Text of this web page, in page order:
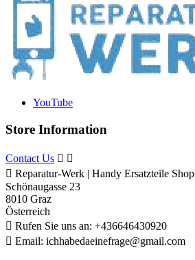
YouTube
Store Information
Contact Us  
 Reparatur-Werk | Handy Ersatzteile Shop
Schönaugasse 23
8010 Graz
Österreich
 Rufen Sie uns an: +436646430920
 Email: ichhabedaeinefrage@gmail.com